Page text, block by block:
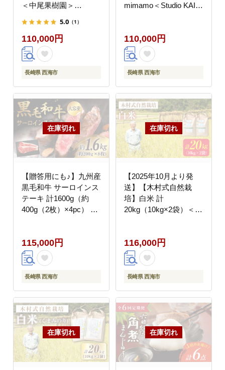
＜中尾果樹園＞
5.0 （1）
110,000円
長崎県 西海市
mimamo＜Studio KAI
110,000円
長崎県 西海市
【贈答用にも♪】九州産
黒毛和牛 サーロインス
テーキ 計1600g（約
400g（2枚）×4pc） ＜
115,000円
長崎県 西海市
【2025年10月より発
送】【木村式自然栽
培】白米 計
20kg（10kg×2袋）＜ハ
116,000円
長崎県 西海市